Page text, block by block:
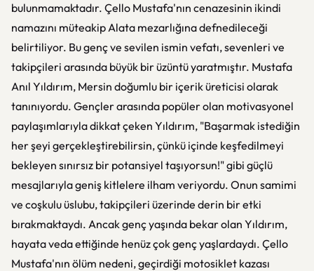
bulunmamaktadır. Çello Mustafa'nın cenazesinin ikindi
namazını müteakip Alata mezarlığına defnedileceği
belirtiliyor. Bu genç ve sevilen ismin vefatı, sevenleri ve
takipçileri arasında büyük bir üzüntü yaratmıştır. Mustafa
Anıl Yıldırım, Mersin doğumlu bir içerik üreticisi olarak
tanınıyordu. Gençler arasında popüler olan motivasyonel
paylaşımlarıyla dikkat çeken Yıldırım, "Başarmak istediğin
her şeyi gerçekleştirebilirsin, çünkü içinde keşfedilmeyi
bekleyen sınırsız bir potansiyel taşıyorsun!" gibi güçlü
mesajlarıyla geniş kitlelere ilham veriyordu. Onun samimi
ve coşkulu üslubu, takipçileri üzerinde derin bir etki
bırakmaktaydı. Ancak genç yaşında bekar olan Yıldırım,
hayata veda ettiğinde henüz çok genç yaşlardaydı. Çello
Mustafa'nın ölüm nedeni, geçirdiği motosiklet kazası